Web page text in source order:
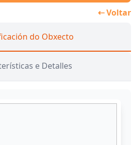
⇠ Voltar
do Obxecto
e Detalles